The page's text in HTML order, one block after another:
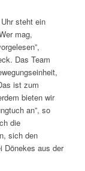
steht ein
mag,
Das Team
ist zum
bieten wir
an”, so
die
sich den
Dönekes aus der